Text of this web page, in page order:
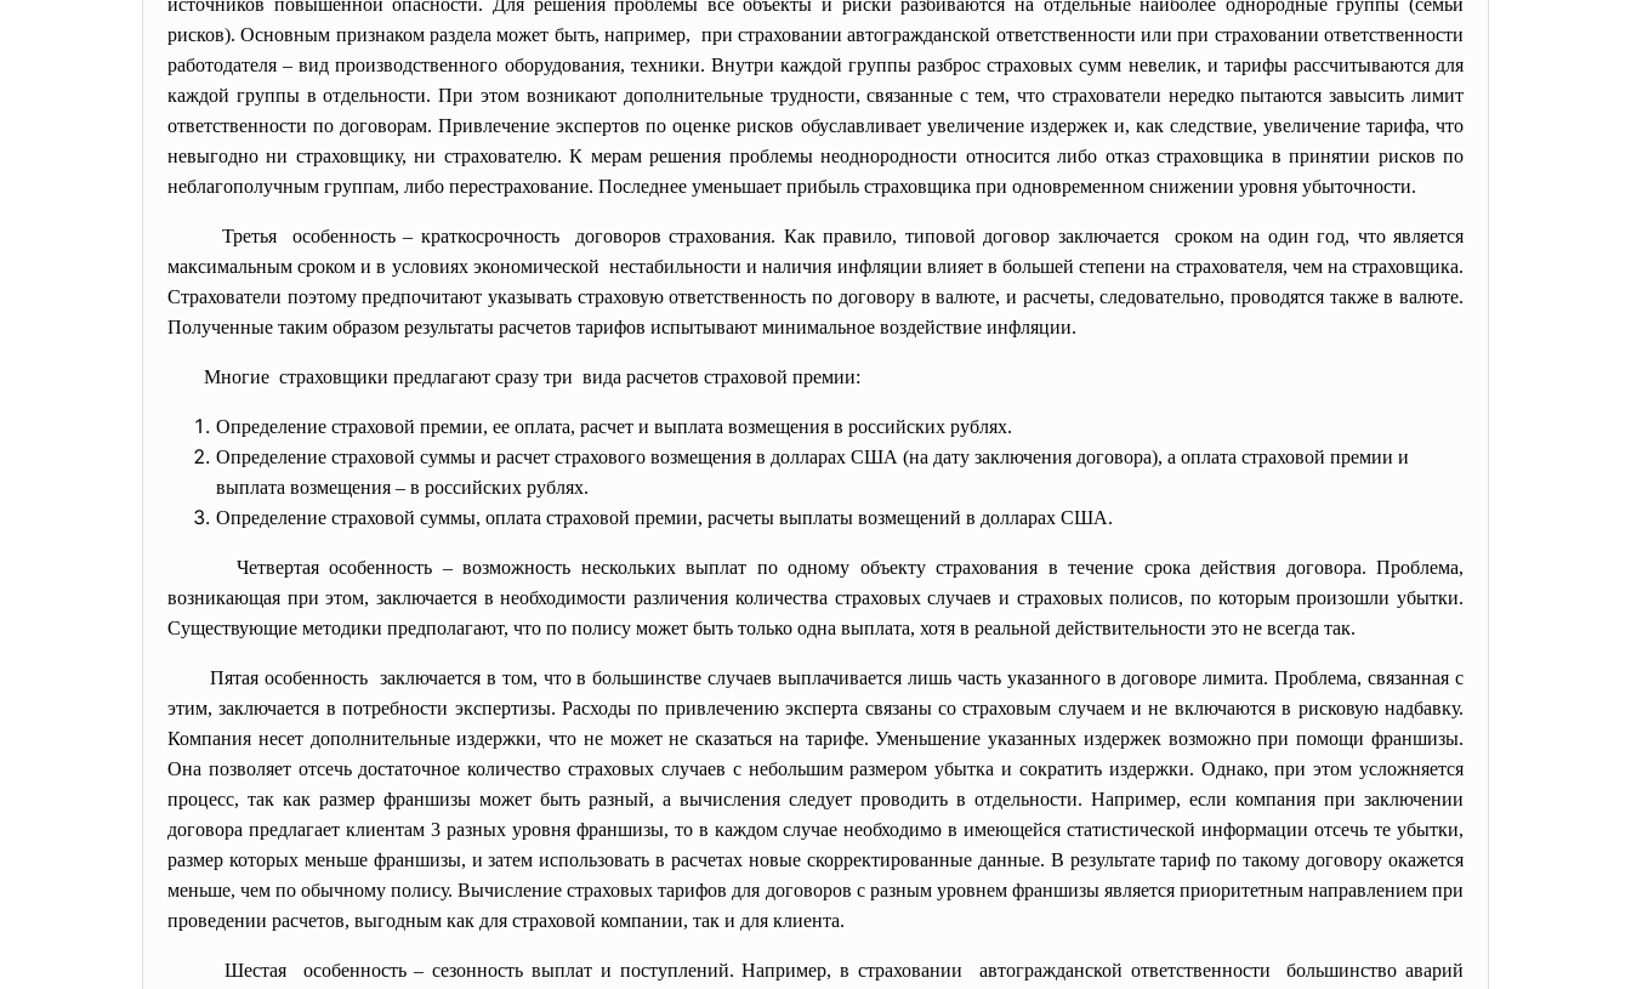
источников повышенной опасности. Для решения проблемы все объекты и риски разбиваются на отдельные наиболее однородные группы (семьи
рисков). Основным признаком раздела может быть, например, при страховании автогражданской ответственности или при страховании ответственности
работодателя – вид производственного оборудования, техники. Внутри каждой группы разброс страховых сумм невелик, и тарифы рассчитываются для
каждой группы в отдельности. При этом возникают дополнительные трудности, связанные с тем, что страхователи нередко пытаются завысить лимит
ответственности по договорам. Привлечение экспертов по оценке рисков обуславливает увеличение издержек и, как следствие, увеличение тарифа, что
невыгодно ни страховщику, ни страхователю. К мерам решения проблемы неоднородности относится либо отказ страховщика в принятии рисков по
неблагополучным группам, либо перестрахование. Последнее уменьшает прибыль страховщика при одновременном снижении уровня убыточности.
Третья особенность – краткосрочность договоров страхования. Как правило, типовой договор заключается сроком на один год, что является
максимальным сроком и в условиях экономической нестабильности и наличия инфляции влияет в большей степени на страхователя, чем на страховщика.
Страхователи поэтому предпочитают указывать страховую ответственность по договору в валюте, и расчеты, следовательно, проводятся также в валюте.
Полученные таким образом результаты расчетов тарифов испытывают минимальное воздействие инфляции.
Многие страховщики предлагают сразу три вида расчетов страховой премии:
Определение страховой премии, ее оплата, расчет и выплата возмещения в российских рублях.
Определение страховой суммы и расчет страхового возмещения в долларах США (на дату заключения договора), а оплата страховой премии и
выплата возмещения – в российских рублях.
Определение страховой суммы, оплата страховой премии, расчеты выплаты возмещений в долларах США.
Четвертая особенность – возможность нескольких выплат по одному объекту страхования в течение срока действия договора. Проблема,
возникающая при этом, заключается в необходимости различения количества страховых случаев и страховых полисов, по которым произошли убытки.
Существующие методики предполагают, что по полису может быть только одна выплата, хотя в реальной действительности это не всегда так.
Пятая особенность заключается в том, что в большинстве случаев выплачивается лишь часть указанного в договоре лимита. Проблема, связанная с
этим, заключается в потребности экспертизы. Расходы по привлечению эксперта связаны со страховым случаем и не включаются в рисковую надбавку.
Компания несет дополнительные издержки, что не может не сказаться на тарифе. Уменьшение указанных издержек возможно при помощи франшизы.
Она позволяет отсечь достаточное количество страховых случаев с небольшим размером убытка и сократить издержки. Однако, при этом усложняется
процесс, так как размер франшизы может быть разный, а вычисления следует проводить в отдельности. Например, если компания при заключении
договора предлагает клиентам 3 разных уровня франшизы, то в каждом случае необходимо в имеющейся статистической информации отсечь те убытки,
размер которых меньше франшизы, и затем использовать в расчетах новые скорректированные данные. В результате тариф по такому договору окажется
меньше, чем по обычному полису. Вычисление страховых тарифов для договоров с разным уровнем франшизы является приоритетным направлением при
проведении расчетов, выгодным как для страховой компании, так и для клиента.
Шестая особенность – сезонность выплат и поступлений. Например, в страховании автогражданской ответственности большинство аварий